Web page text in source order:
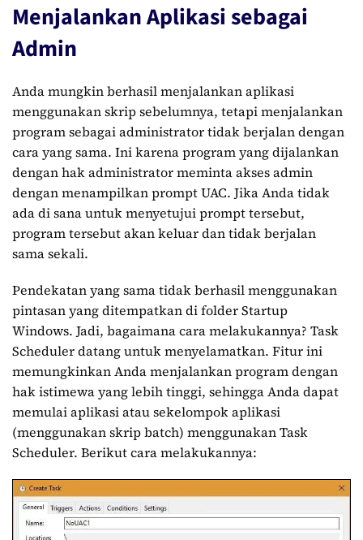
Menjalankan Aplikasi sebagai
Admin
Anda mungkin berhasil menjalankan aplikasi
menggunakan skrip sebelumnya, tetapi menjalankan
program sebagai administrator tidak berjalan dengan
cara yang sama. Ini karena program yang dijalankan
dengan hak administrator meminta akses admin
dengan menampilkan prompt UAC. Jika Anda tidak
ada di sana untuk menyetujui prompt tersebut,
program tersebut akan keluar dan tidak berjalan
sama sekali.
Pendekatan yang sama tidak berhasil menggunakan
pintasan yang ditempatkan di folder Startup
Windows. Jadi, bagaimana cara melakukannya? Task
Scheduler datang untuk menyelamatkan. Fitur ini
memungkinkan Anda menjalankan program dengan
hak istimewa yang lebih tinggi, sehingga Anda dapat
memulai aplikasi atau sekelompok aplikasi
(menggunakan skrip batch) menggunakan Task
Scheduler. Berikut cara melakukannya: